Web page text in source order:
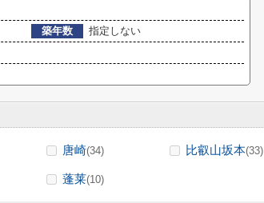
築年数
指定しない
唐崎(34) 比叡山坂本(33)
蓬莱(10)